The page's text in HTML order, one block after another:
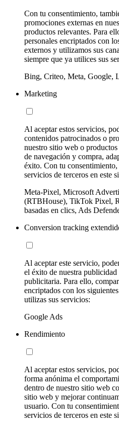
Con tu consentimiento,
promociones externas en
productos relevantes. Para
personales encriptados con
externos y utilizamos sus
siempre que ya utilices sus
Bing, Criteo, Meta, Google,
Marketing
Al aceptar estos servicios,
contenidos patrocinados o
nuestro sitio web o
de navegación y compra,
éxito. Con tu
servicios de terceros en este
Meta-Pixel, Microsoft
(RTBHouse), TikTok Pixel,
basadas en clics, Ads
Conversion tracking
Al aceptar este servicio,
el éxito de nuestra
publicitaria. Para ello,
encriptados con los
utilizas sus servicios:
Google Ads
Rendimiento
Al aceptar estos servicios,
forma anónima el
dentro de nuestro sitio web
sitio web y mejorar
usuario. Con tu
servicios de terceros en este